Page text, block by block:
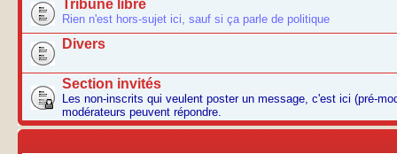
Tribune libre
Rien n'est hors-sujet ici, sauf si ça parle de politique
Divers
Section invités
Les non-inscrits qui veulent poster un message, c'est ici (pré-
modérateurs peuvent répondre.